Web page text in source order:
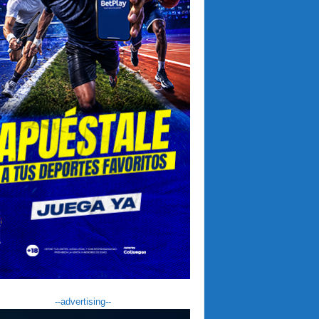
--advertising--